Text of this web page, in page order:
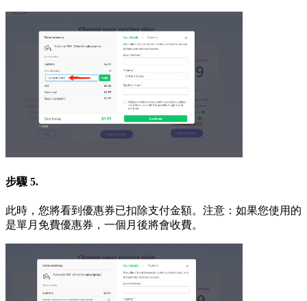
步驟 5.
此時，您將看到優惠券已扣除支付金額。注意：如果您使用的
是單月免費優惠券，一個月後將會收費。